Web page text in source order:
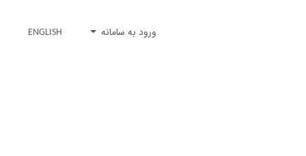
ورود به سامانه ENGLISH